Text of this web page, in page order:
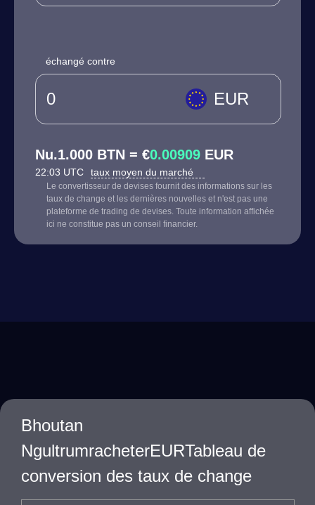
échangé contre
EUR
Nu.1.000 BTN = €0.00909 EUR
22:03 UTC taux moyen du marché
Le convertisseur de devises fournit des informations sur les
taux de change et les dernières nouvelles et n'est pas une
plateforme de trading de devises. Toute information affichée
ici ne constitue pas un conseil financier.
Bhoutan
NgultrumracheterEURTableau de
conversion des taux de change